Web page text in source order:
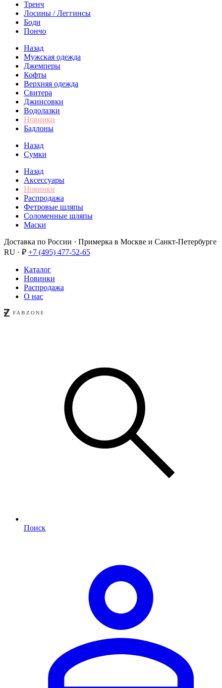
Тренч
Лосины / Леггинсы
Боди
Пончо
Назад
Мужская одежда
Джемперы
Кофты
Верхняя одежда
Свитера
Джинсовки
Водолазки
Новинки
Бадлоны
Назад
Сумки
Назад
Аксессуары
Новинки
Распродажа
Фетровые шляпы
Соломенные шляпы
Маски
Доставка по России · Примерка в Москве и Санкт-Петербурге
RU · ₽ +7 (495) 477-52-65
Каталог
Новинки
Распродажа
О нас
Поиск